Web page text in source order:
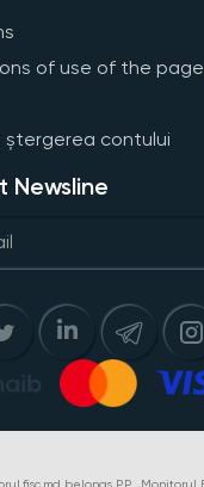
of use of the page
ștergerea contului
Newsline
belongs P.P. „Monitorul